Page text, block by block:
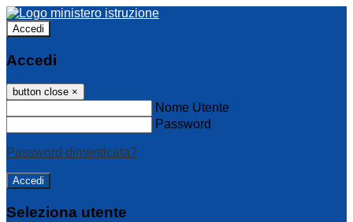
Accedi
Accedi
button close ×
Nome Utente
Password
Password dimenticata?
Seleziona utente